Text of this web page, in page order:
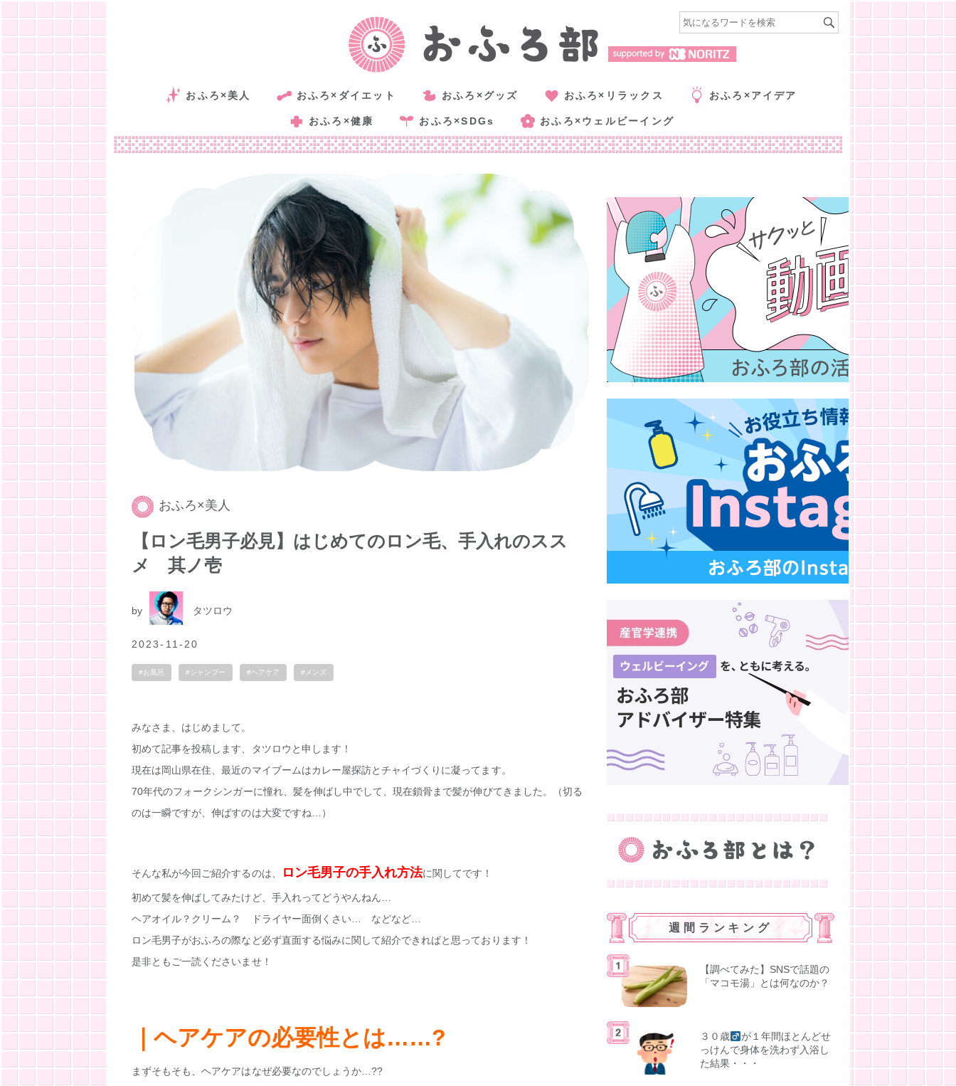
おふろ×美人 おふろ×ダイエット おふろ×グッズ おふろ×リラックス おふろ×アイデア
おふろ×健康 おふろ×SDGs おふろ×ウェルビーイング
おふろ×美人
【ロン毛男子必見】はじめてのロン毛、手入れのスス
メ 其ノ壱
by タツロウ
2023-11-20
#お風呂 #シャンプー #ヘアケア #メンズ
みなさま、はじめまして。
初めて記事を投稿します、タツロウと申します！
現在は岡山県在住、最近のマイブームはカレー屋探訪とチャイづくりに凝ってます。
70年代のフォークシンガーに憧れ、髪を伸ばし中でして、現在鎖骨まで髪が伸びてきました。（切る
のは一瞬ですが、伸ばすのは大変ですね…）
そんな私が今回ご紹介するのは、 ロン毛男子の手入れ方法に関してです！
初めて髪を伸ばしてみたけど、手入れってどうやんねん…
ヘアオイル？クリーム？ ドライヤー面倒くさい… などなど…
ロン毛男子がおふろの際など必ず直面する悩みに関して紹介できればと思っております！
是非ともご一読くださいませ！
｜ヘアケアの必要性とは……?
まずそもそも、ヘアケアはなぜ必要なのでしょうか…??
週間ランキング
【調べてみた】SNSで話題の
「マコモ湯」とは何なのか？
３０歳
が１年間ほとんどせ
っけんで身体を洗わず入浴し
た結果・・・